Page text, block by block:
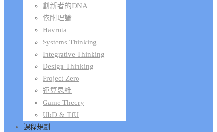
創新者的DNA
依附理論
Havruta
Systems Thinking
Integrative Thinking
Design Thinking
Project Zero
運算思維
Game Theory
UbD & TfU
課程規劃